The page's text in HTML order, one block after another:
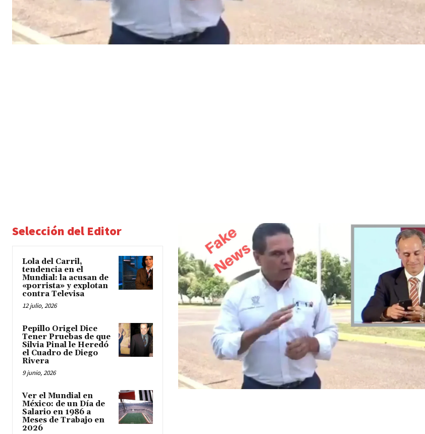
Selección del Editor
Lola del Carril,
tendencia en el
Mundial: la acusan de
«porrista» y explotan
contra Televisa
12 julio, 2026
Pepillo Origel Dice
Tener Pruebas de que
Silvia Pinal le Heredó
el Cuadro de Diego
Rivera
9 junio, 2026
Ver el Mundial en
México: de un Día de
Salario en 1986 a
Meses de Trabajo en
2026